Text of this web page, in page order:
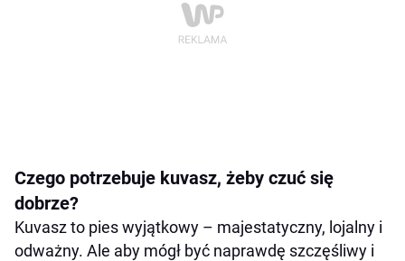
Czego potrzebuje kuvasz, żeby czuć się
dobrze?
Kuvasz to pies wyjątkowy – majestatyczny, lojalny i
odważny. Ale aby mógł być naprawdę szczęśliwy i